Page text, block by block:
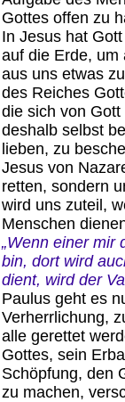
Gottes offen zu
In Jesus hat
auf die Erde, um
aus uns etwas
des Reiches
die sich von
deshalb selbst
lieben, zu
Jesus von
retten, sondern
wird uns zuteil,
Menschen
„Wenn einer mir
bin, dort wird
dient, wird der
Paulus geht es
Verherrlichung,
alle gerettet
Gottes, sein
Schöpfung, den
zu machen,